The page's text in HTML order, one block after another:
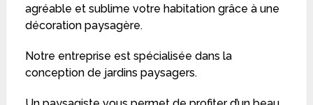
agréable et sublime votre habitation grâce à une
décoration paysagère.
Notre entreprise est spécialisée dans la
conception de jardins paysagers.